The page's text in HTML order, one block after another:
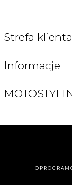
Strefa klienta
Informacje